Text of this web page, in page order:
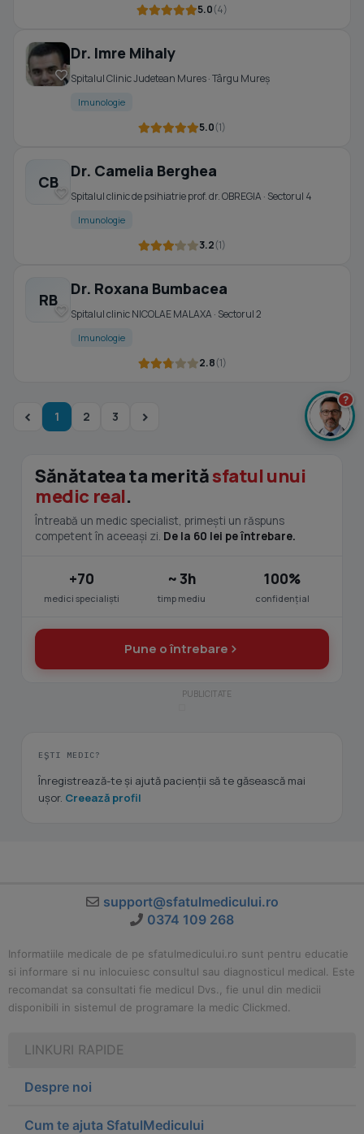
5.0(4)
Dr. Imre Mihaly
Spitalul Clinic Judetean Mures · Târgu Mureş
Imunologie
5.0(1)
CB
Dr. Camelia Berghea
Spitalul clinic de psihiatrie prof. dr. OBREGIA · Sectorul 4
Imunologie
3.2(1)
RB
Dr. Roxana Bumbacea
Spitalul clinic NICOLAE MALAXA · Sectorul 2
Imunologie
2.8(1)
1 2 3
Sănătatea ta merităsfatul unui
medic real.
Întreabă un medic specialist, primești un răspuns
competent în aceeași zi. De la 60 lei pe întrebare.
+70
medici specialiști
~ 3h
timp mediu
100%
confidențial
Pune o întrebare
EȘTI MEDIC?
Înregistrează-te și ajută pacienții să te găsească mai
ușor. Creează profil
support@sfatulmedicului.ro
0374 109 268
Informatiile medicale de pe sfatulmedicului.ro sunt pentru educatie
si informare si nu inlocuiesc consultul sau diagnosticul medical. Este
recomandat sa consultati fie medicul Dvs., fie unul din medicii
disponibili in sistemul de programare la medic Clickmed.
LINKURI RAPIDE
Despre noi
Cum te ajuta SfatulMedicului
?